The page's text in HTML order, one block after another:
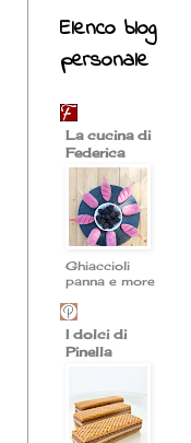
Elenco blog
personale
La cucina di
Federica
Ghiaccioli
panna e more
I dolci di
Pinella